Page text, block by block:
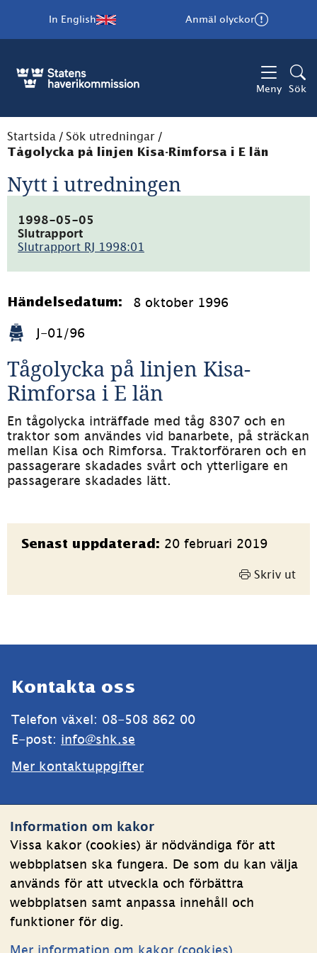
Information om kakor
Vissa kakor (cookies) är nödvändiga för att
webbplatsen ska fungera. De som du kan välja
används för att utveckla och förbättra
webbplatsen samt anpassa innehåll och
funktioner för dig.
Mer information om kakor (cookies)
In English Anmäl olyckor
Meny Sök
Startsida / Sök utredningar /
Tågolycka på linjen Kisa-Rimforsa i E län
Nytt i utredningen
1998-05-05
Slutrapport
Slutrapport RJ 1998:01
347.3kB)
Händelsedatum: 8 oktober 1996
J-01/96
Tågolycka på linjen Kisa-
Rimforsa i E län
En tågolycka inträffade med tåg 8307 och en
traktor som användes vid banarbete, på sträckan
mellan Kisa och Rimforsa. Traktorföraren och en
passagerare skadades svårt och ytterligare en
passagerare skadades lätt.
Sidinformation
Senast uppdaterad: 20 februari 2019
Skriv ut
Kontakta oss
Telefon växel: 08-508 862 00
E-post: info@shk.se
Mer kontaktuppgifter
Om kakor
Behandling av personuppgifter
Tillgänglighetsredogörelse
Följ oss